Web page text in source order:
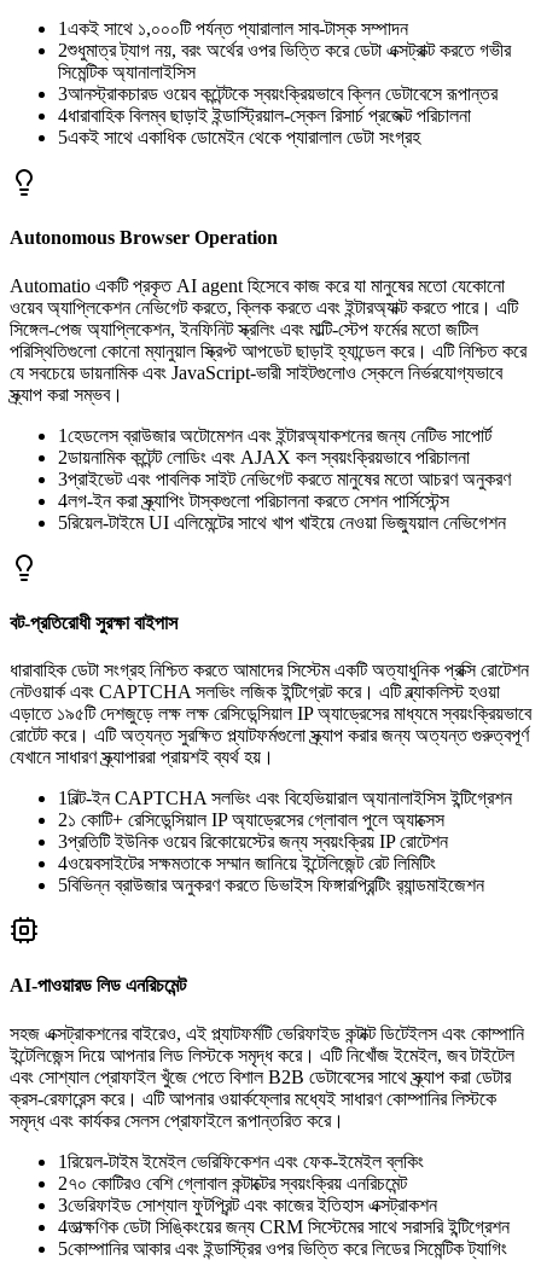
1একই সাথে ১,০০০টি পর্যন্ত প্যারালাল সাব-টাস্ক সম্পাদন
2শুধুমাত্র ট্যাগ নয়, বরং অর্থের ওপর ভিত্তি করে ডেটা এক্সট্রাক্ট করতে গভীর
সিমেন্টিক অ্যানালাইসিস
3আনস্ট্রাকচারড ওয়েব কন্টেন্টকে স্বয়ংক্রিয়ভাবে ক্লিন ডেটাবেসে রূপান্তর
4ধারাবাহিক বিলম্ব ছাড়াই ইন্ডাস্ট্রিয়াল-স্কেল রিসার্চ প্রজেক্ট পরিচালনা
5একই সাথে একাধিক ডোমেইন থেকে প্যারালাল ডেটা সংগ্রহ
Autonomous Browser Operation
Automatio একটি প্রকৃত AI agent হিসেবে কাজ করে যা মানুষের মতো যেকোনো
ওয়েব অ্যাপ্লিকেশন নেভিগেট করতে, ক্লিক করতে এবং ইন্টারঅ্যাক্ট করতে পারে। এটি
সিঙ্গেল-পেজ অ্যাপ্লিকেশন, ইনফিনিট স্ক্রলিং এবং মাল্টি-স্টেপ ফর্মের মতো জটিল
পরিস্থিতিগুলো কোনো ম্যানুয়াল স্ক্রিপ্ট আপডেট ছাড়াই হ্যান্ডেল করে। এটি নিশ্চিত করে
যে সবচেয়ে ডায়নামিক এবং JavaScript-ভারী সাইটগুলোও স্কেলে নির্ভরযোগ্যভাবে
স্ক্র্যাপ করা সম্ভব।
1হেডলেস ব্রাউজার অটোমেশন এবং ইন্টারঅ্যাকশনের জন্য নেটিভ সাপোর্ট
2ডায়নামিক কন্টেন্ট লোডিং এবং AJAX কল স্বয়ংক্রিয়ভাবে পরিচালনা
3প্রাইভেট এবং পাবলিক সাইট নেভিগেট করতে মানুষের মতো আচরণ অনুকরণ
4লগ-ইন করা স্ক্র্যাপিং টাস্কগুলো পরিচালনা করতে সেশন পার্সিস্টেন্স
5রিয়েল-টাইমে UI এলিমেন্টের সাথে খাপ খাইয়ে নেওয়া ভিজ্যুয়াল নেভিগেশন
বট-প্রতিরোধী সুরক্ষা বাইপাস
ধারাবাহিক ডেটা সংগ্রহ নিশ্চিত করতে আমাদের সিস্টেম একটি অত্যাধুনিক প্রক্সি রোটেশন
নেটওয়ার্ক এবং CAPTCHA সলভিং লজিক ইন্টিগ্রেট করে। এটি ব্ল্যাকলিস্ট হওয়া
এড়াতে ১৯৫টি দেশজুড়ে লক্ষ লক্ষ রেসিডেন্সিয়াল IP অ্যাড্রেসের মাধ্যমে স্বয়ংক্রিয়ভাবে
রোটেট করে। এটি অত্যন্ত সুরক্ষিত প্ল্যাটফর্মগুলো স্ক্র্যাপ করার জন্য অত্যন্ত গুরুত্বপূর্ণ
যেখানে সাধারণ স্ক্র্যাপাররা প্রায়শই ব্যর্থ হয়।
1বিল্ট-ইন CAPTCHA সলভিং এবং বিহেভিয়ারাল অ্যানালাইসিস ইন্টিগ্রেশন
2১ কোটি+ রেসিডেন্সিয়াল IP অ্যাড্রেসের গ্লোবাল পুলে অ্যাক্সেস
3প্রতিটি ইউনিক ওয়েব রিকোয়েস্টের জন্য স্বয়ংক্রিয় IP রোটেশন
4ওয়েবসাইটের সক্ষমতাকে সম্মান জানিয়ে ইন্টেলিজেন্ট রেট লিমিটিং
5বিভিন্ন ব্রাউজার অনুকরণ করতে ডিভাইস ফিঙ্গারপ্রিন্টিং র‍্যান্ডমাইজেশন
AI-পাওয়ারড লিড এনরিচমেন্ট
সহজ এক্সট্রাকশনের বাইরেও, এই প্ল্যাটফর্মটি ভেরিফাইড কন্টাক্ট ডিটেইলস এবং কোম্পানি
ইন্টেলিজেন্স দিয়ে আপনার লিড লিস্টকে সমৃদ্ধ করে। এটি নিখোঁজ ইমেইল, জব টাইটেল
এবং সোশ্যাল প্রোফাইল খুঁজে পেতে বিশাল B2B ডেটাবেসের সাথে স্ক্র্যাপ করা ডেটার
ক্রস-রেফারেন্স করে। এটি আপনার ওয়ার্কফ্লোর মধ্যেই সাধারণ কোম্পানির লিস্টকে
সমৃদ্ধ এবং কার্যকর সেলস প্রোফাইলে রূপান্তরিত করে।
1রিয়েল-টাইম ইমেইল ভেরিফিকেশন এবং ফেক-ইমেইল ব্লকিং
2৭০ কোটিরও বেশি গ্লোবাল কন্টাক্টের স্বয়ংক্রিয় এনরিচমেন্ট
3ভেরিফাইড সোশ্যাল ফুটপ্রিন্ট এবং কাজের ইতিহাস এক্সট্রাকশন
4তাত্ক্ষণিক ডেটা সিঙ্কিংয়ের জন্য CRM সিস্টেমের সাথে সরাসরি ইন্টিগ্রেশন
5কোম্পানির আকার এবং ইন্ডাস্ট্রির ওপর ভিত্তি করে লিডের সিমেন্টিক ট্যাগিং